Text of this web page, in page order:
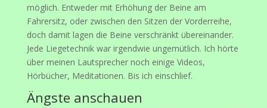
möglich. Entweder mit Erhöhung der Beine am
Fahrersitz, oder zwischen den Sitzen der Vorderreihe,
doch damit lagen die Beine verschränkt übereinander.
Jede Liegetechnik war irgendwie ungemütlich. Ich hörte
über meinen Lautsprecher noch einige Videos,
Hörbücher, Meditationen. Bis ich einschlief.
Ängste anschauen